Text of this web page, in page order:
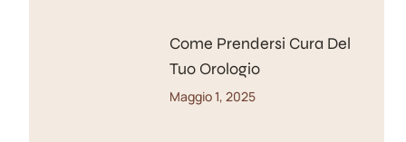
Come Prendersi Cura Del
Tuo Orologio
Maggio 1, 2025